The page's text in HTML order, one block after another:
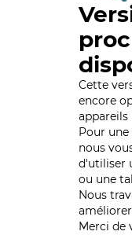
Cette
encore
appareils
Pour
nous
d'utiliser
ou une
Nous
Merci de